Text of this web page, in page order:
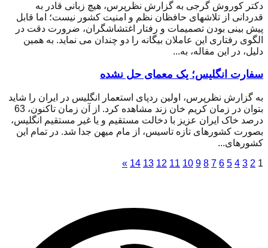
دکتر کوروش گرجی به گزارش نظرپرس، هیچ زبانی قادر به
قدردانی از تلاشهای حافظان نظم و امنیت کشور نیست؛ اما قابل
پیش بینی بودن تصمیمات و رفتار اغتشاشگران، ضرورت دقت در
الگوی رفتاری این عاملان بیگانه را دو چندان می نماید. به همین
دلیل، در این مقاله، به...
سفارت انگلیس؛ یک معمای حل نشده
به گزارش نظرپرس، اولین ردپای استعمار انگلیس در ایران را شاید
بتوان در زمان کریم خان زند مشاهده کرد. از آن زمان تاکنون، 63
درصد خاک ایران عزیز با دخالت مستقیم و یا غیر مستقیم انگلیس،
بصورت کشورهای تازه تاسیس، از مام میهن جدا شد. در تمام این
کشورهای...
1
2
3
4
5
6
7
8
9
10
11
12
13
14
»